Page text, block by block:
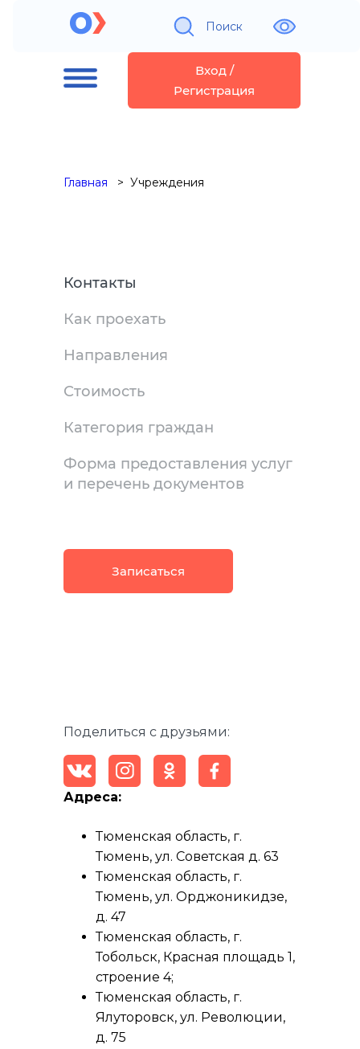
Поиск
Вход /
Регистрация
Главная Учреждения
Контакты
Как проехать
Направления
Стоимость
Категория граждан
Форма предоставления услуг
и перечень документов
Записаться
Поделиться с друзьями:
Адреса:
Тюменская область, г.
Тюмень, ул. Советская д. 63
Тюменская область, г.
Тюмень, ул. Орджоникидзе,
д. 47
Тюменская область, г.
Тобольск, Красная площадь 1,
строение 4;
Тюменская область, г.
Ялуторовск, ул. Революции,
д. 75